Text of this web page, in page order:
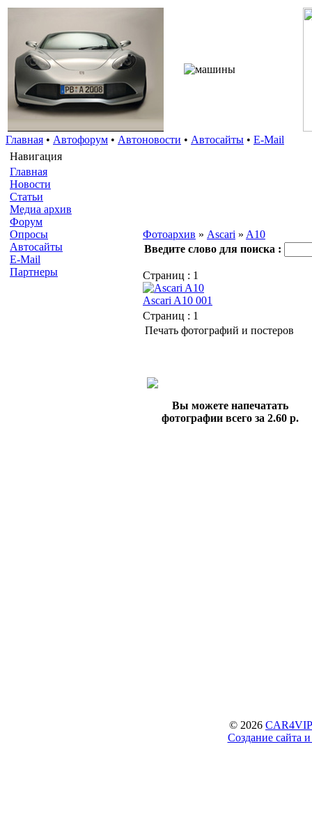
Главная • Автофорум • Автоновости • Автосайты • E-Mail
Навигация
Главная
Новости
Статьи
Медиа архив
Форум
Опросы
Автосайты
E-Mail
Партнеры
Фотоархив » Ascari » A10
Введите слово для поиска :
Страниц : 1
Ascari A10 001
Страниц : 1
Печать фотографий и постеров
Вы можете напечатать
фотографии всего за 2.60 р.
© 2026
Создание сайта